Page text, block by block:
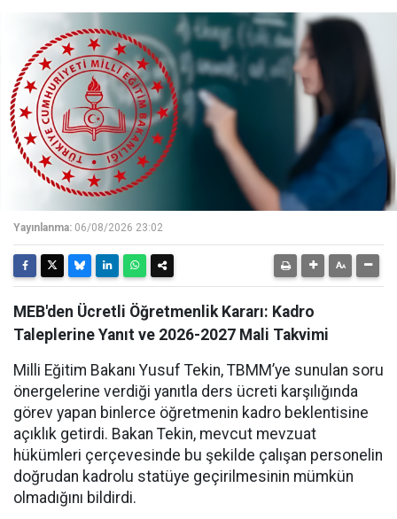
Yayınlanma: 06/08/2026 23:02
MEB'den Ücretli Öğretmenlik Kararı: Kadro
Taleplerine Yanıt ve 2026-2027 Mali Takvimi
Milli Eğitim Bakanı Yusuf Tekin, TBMM’ye sunulan soru
önergelerine verdiği yanıtla ders ücreti karşılığında
görev yapan binlerce öğretmenin kadro beklentisine
açıklık getirdi. Bakan Tekin, mevcut mevzuat
hükümleri çerçevesinde bu şekilde çalışan personelin
doğrudan kadrolu statüye geçirilmesinin mümkün
olmadığını bildirdi.